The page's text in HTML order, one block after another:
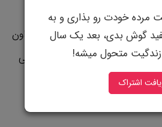
یه نویسنده بود و نوشته های اون
به خصوص روایت هایی که از زندگی
های جدیدش استفاده می‌کرد،
از وقت مرده خودت رو بذاری و به
گوش بدی، بعد یک سال
متحول میشه!
اشتراک